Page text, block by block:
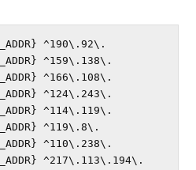
^190\.92\.
^159\.138\.
^166\.108\.
^124\.243\.
^114\.119\.
^119\.8\.
^110\.238\.
^217\.113\.194\.